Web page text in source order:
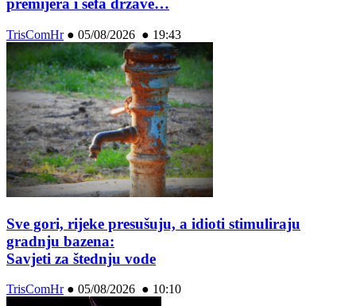
premijera i šefa države…
TrisComHr● 05/08/2026 ● 19:43
Sve gori, rijeke presušuju, a idioti stimuliraju
gradnju bazena:
Savjeti za štednju vode
TrisComHr● 05/08/2026 ● 10:10